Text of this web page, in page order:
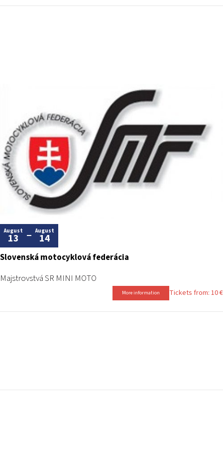
August
13
August
14
Slovenská motocyklová federácia
Majstrovstvá SR MINI MOTO
More information Tickets from: 10 €